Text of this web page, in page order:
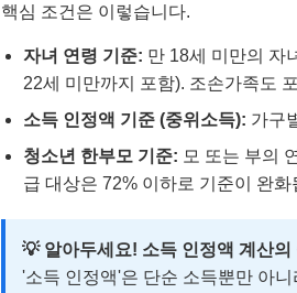
핵심 조건은 이렇습니다.
자녀 연령 기준: 만 18세 미만의 자
22세 미만까지 포함). 조손가족도
소득 인정액 기준 (중위소득): 가구
청소년 한부모 기준: 모 또는 부의
급 대상은 72% 이하로 기준이 완화
💡 알아두세요! 소득 인정액 계산의
'소득 인정액'은 단순 소득뿐만 아